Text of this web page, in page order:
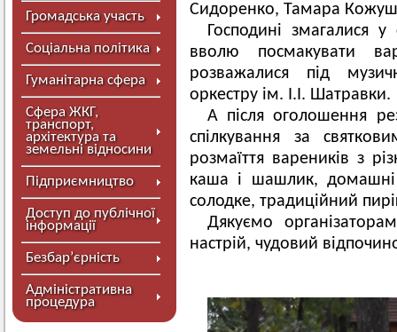
Громадська участь
Соціальна політика
Гуманітарна сфера
Сфера ЖКГ,
транспорт,
архітектура та
земельні відносини
Підприємництво
Доступ до публічної
інформації
Безбар’єрність
Адміністративна
процедура
Сидоренко, Тамара
Господині змагалися
вволю посмакувати
розважалися під
оркестру ім. І.І. Шатравки.
А після оголошення
спілкування за
розмаїття вареників з
каша і шашлик,
солодке, традиційний
Дякуємо
настрій, чудовий